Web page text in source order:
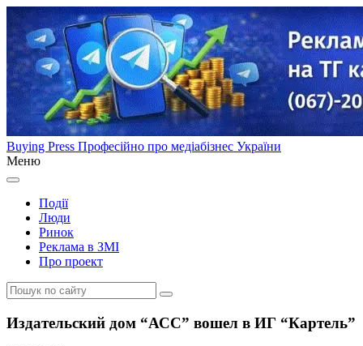
Buying Press Професійно про медіабізнес України
Меню
Події
Люди
Ринок
Реклама в ЗМІ
Про проект
Издательский дом “АСС” вошел в ИГ “Картель”